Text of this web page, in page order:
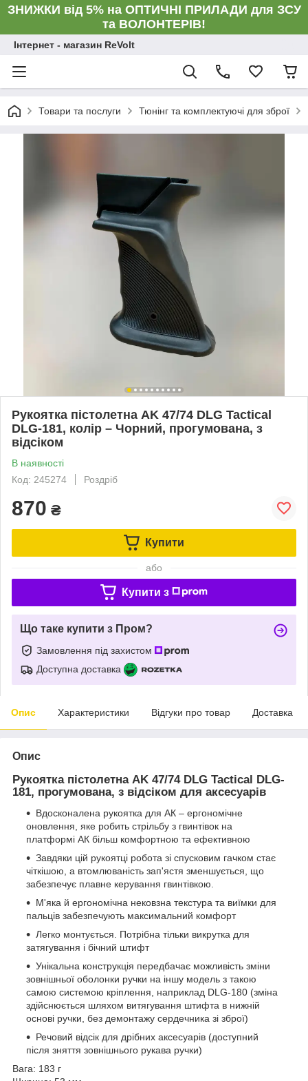
ЗНИЖКИ від 5% на ОПТИЧНІ ПРИЛАДИ для ЗСУ
та ВОЛОНТЕРІВ!
Інтернет - магазин ReVolt
Товари та послуги Тюнінг та комплектуючі для зброї
Рукоятка пістолетна AK 47/74 DLG Tactical
DLG-181, колір – Чорний, прогумована, з
відсіком
В наявності
Код: 245274
Роздріб
870 ₴
Купити
або
Купити з
Що таке купити з Пром?
Замовлення під захистом
Доступна доставка
Опис Характеристики Відгуки про товар Доставка
Опис
Рукоятка пістолетна AK 47/74 DLG Tactical DLG-
181, прогумована, з відсіком для аксесуарів
Вдосконалена рукоятка для АК – ергономічне
оновлення, яке робить стрільбу з гвинтівок на
платформі АК більш комфортною та ефективною
Завдяки цій рукоятці робота зі спусковим гачком стає
чіткішою, а втомлюваність зап'ястя зменшується, що
забезпечує плавне керування гвинтівкою.
М'яка й ергономічна нековзна текстура та виїмки для
пальців забезпечують максимальний комфорт
Легко монтується. Потрібна тільки викрутка для
затягування і бічний штифт
Унікальна конструкція передбачає можливість зміни
зовнішньої оболонки ручки на іншу модель з такою
самою системою кріплення, наприклад DLG-180 (зміна
здійснюється шляхом витягування штифта в нижній
основі ручки, без демонтажу сердечника зі зброї)
Речовий відсік для дрібних аксесуарів (доступний
після зняття зовнішнього рукава ручки)
Вага: 183 г